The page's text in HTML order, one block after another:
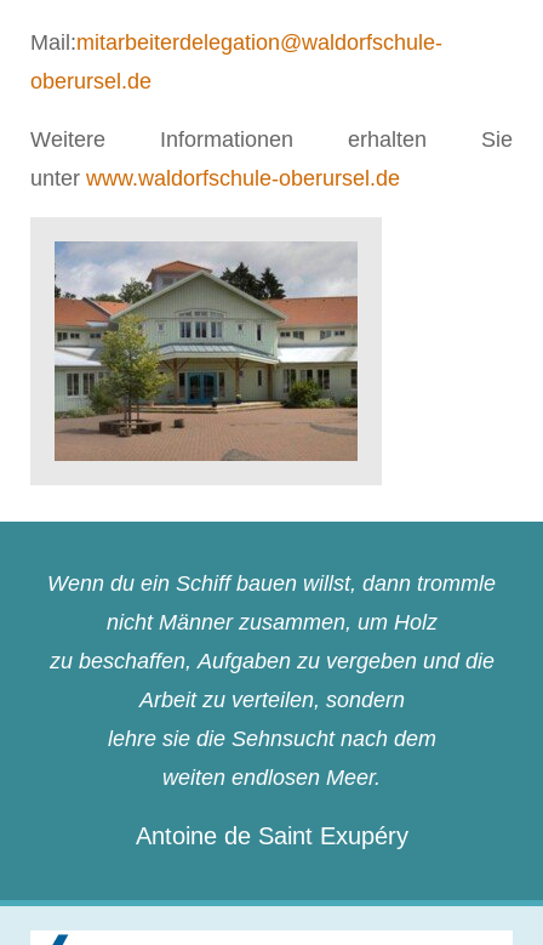
Mail:mitarbeiterdelegation@waldorfschule-
oberursel.de
Weitere Informationen erhalten Sie
unter www.waldorfschule-oberursel.de
Wenn du ein Schiff bauen willst, dann trommle
nicht Männer zusammen, um Holz
zu beschaffen, Aufgaben zu vergeben und die
Arbeit zu verteilen, sondern
lehre sie die Sehnsucht nach dem
weiten endlosen Meer.
Antoine de Saint Exupéry